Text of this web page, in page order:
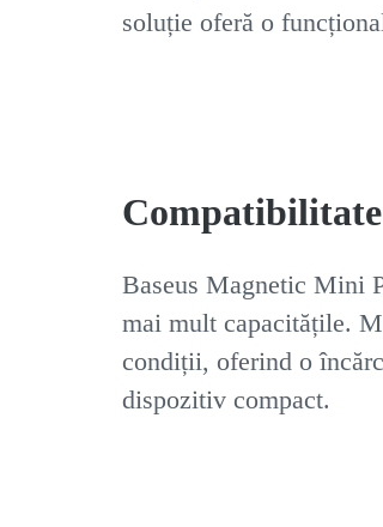
soluție oferă o
Compatibilitate
Baseus Magnetic Mini
mai mult capacitățile.
condiții, oferind o
dispozitiv compact.